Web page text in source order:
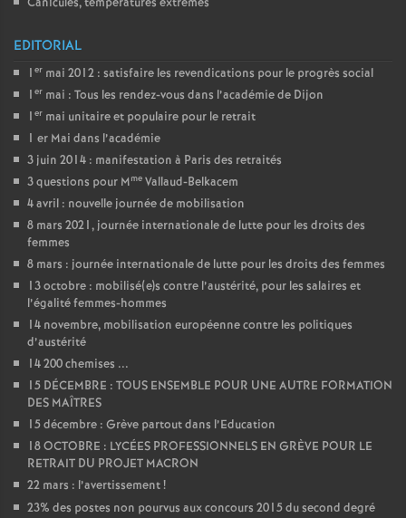
EDITORIAL
1 er mai 2012 : satisfaire les revendications pour le progrès social
1 er mai : Tous les rendez-vous dans l’académie de Dijon
1 er mai unitaire et populaire pour le retrait
1 er Mai dans l’académie
3 juin 2014 : manifestation à Paris des retraités
3 questions pour Mme Vallaud-Belkacem
4 avril : nouvelle journée de mobilisation
8 mars 2021, journée internationale de lutte pour les droits des
femmes
8 mars : journée internationale de lutte pour les droits des femmes
13 octobre : mobilisé(e)s contre l’austérité, pour les salaires et
l’égalité femmes-hommes
14 novembre, mobilisation européenne contre les politiques
d’austérité
14 200 chemises ...
15 DÉCEMBRE : TOUS ENSEMBLE POUR UNE AUTRE FORMATION
DES MAÎTRES
15 décembre : Grève partout dans l’Education
18 OCTOBRE : LYCÉES PROFESSIONNELS EN GRÈVE POUR LE
RETRAIT DU PROJET MACRON
22 mars : l’avertissement!
23% des postes non pourvus aux concours 2015 du second degré